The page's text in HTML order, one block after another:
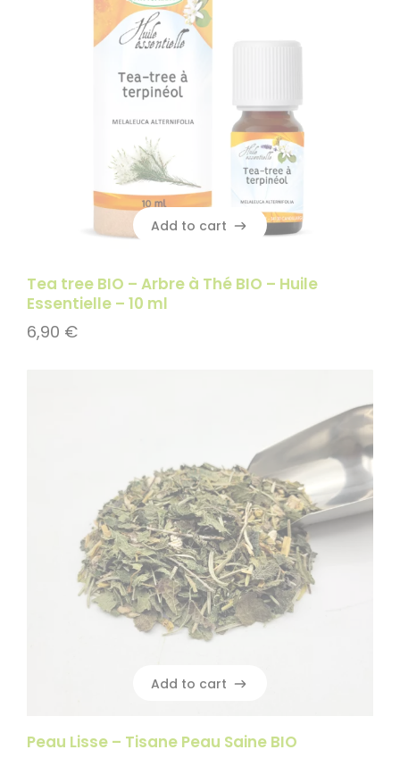
Add to cart
Tea tree BIO – Arbre à Thé BIO – Huile
Essentielle – 10 ml
6,90 €
Add to cart
Peau Lisse – Tisane Peau Saine BIO